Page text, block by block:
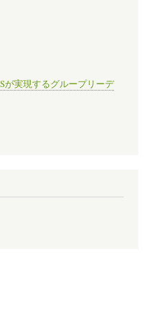
が実現するグループリーデ